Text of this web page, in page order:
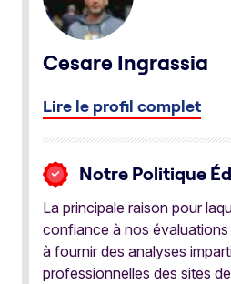
Cesare Ingrassia
Lire le profil complet
Notre Politique
La principale raison pour
confiance à nos
à fournir des analyses
professionnelles des sites